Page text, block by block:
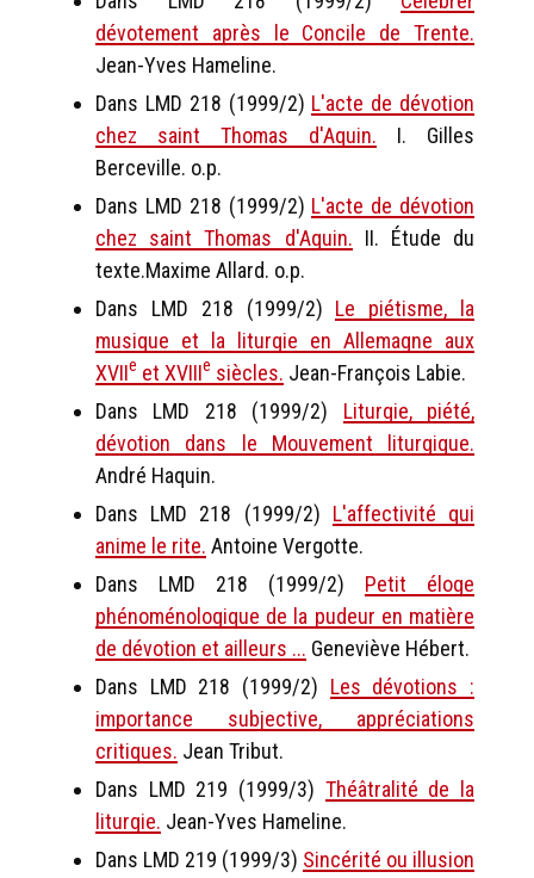
dévotement après le Concile de Trente.
Jean-Yves Hameline.
Dans LMD 218 (1999/2) L'acte de dévotion
chez saint Thomas d'Aquin. I. Gilles
Berceville. o.p.
Dans LMD 218 (1999/2) L'acte de dévotion
chez saint Thomas d'Aquin. II. Étude du
texte.Maxime Allard. o.p.
Dans LMD 218 (1999/2) Le piétisme, la
musique et la liturgie en Allemagne aux
XVIIe et XVIIIe siècles. Jean-François Labie.
Dans LMD 218 (1999/2) Liturgie, piété,
dévotion dans le Mouvement liturgique.
André Haquin.
Dans LMD 218 (1999/2) L'affectivité qui
anime le rite. Antoine Vergotte.
Dans LMD 218 (1999/2) Petit éloge
phénoménologique de la pudeur en matière
de dévotion et ailleurs ... Geneviève Hébert.
Dans LMD 218 (1999/2) Les dévotions :
importance subjective, appréciations
critiques. Jean Tribut.
Dans LMD 219 (1999/3) Théâtralité de la
liturgie. Jean-Yves Hameline.
Dans LMD 219 (1999/3) Sincérité ou illusion